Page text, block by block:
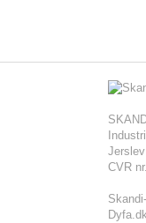
CVR
Dyfa.dk